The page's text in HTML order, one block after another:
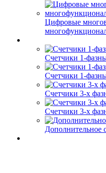
Цифровые
Счетчики 1-
Счетчики 1-
Счетчики 3-х
Счетчики 3-х
Дополнительное